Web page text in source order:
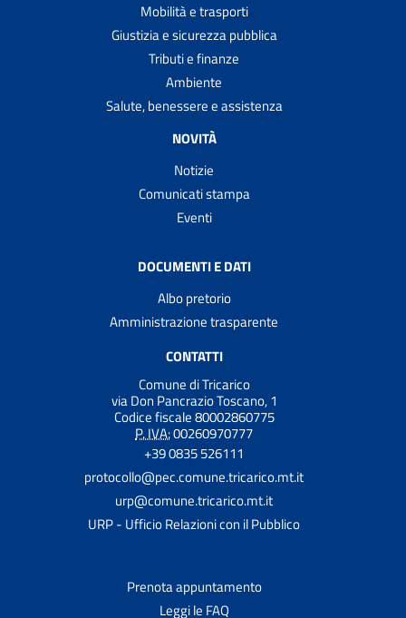
Mobilità e trasporti
Giustizia e sicurezza pubblica
Tributi e finanze
Ambiente
Salute, benessere e assistenza
NOVITÀ
Notizie
Comunicati stampa
Eventi
DOCUMENTI E DATI
Albo pretorio
Amministrazione trasparente
CONTATTI
Comune di Tricarico
via Don Pancrazio Toscano, 1
Codice fiscale 80002860775
P. IVA:00260970777
+39 0835 526111
protocollo@pec.comune.tricarico.mt.it
urp@comune.tricarico.mt.it
URP - Ufficio Relazioni con il Pubblico
Prenota appuntamento
Leggi le FAQ